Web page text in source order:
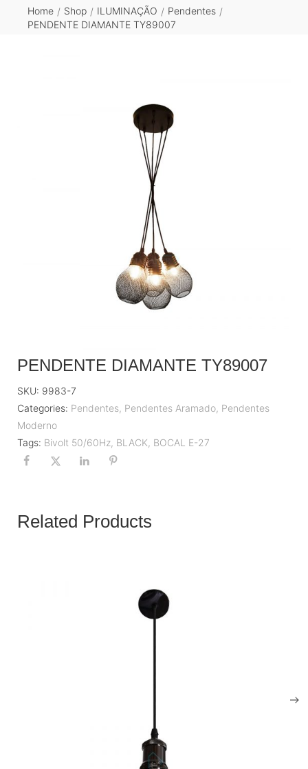
Home / Shop / ILUMINAÇÃO / Pendentes /
PENDENTE DIAMANTE TY89007
PENDENTE DIAMANTE TY89007
SKU: 9983-7
Categories: Pendentes, Pendentes Aramado, Pendentes
Moderno
Tags: Bivolt 50/60Hz, BLACK, BOCAL E-27
Related Products